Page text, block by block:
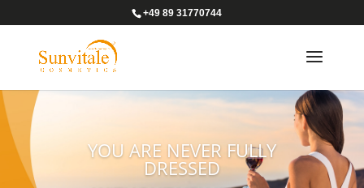
+49 89 31770744
YOU ARE NEVER FULLY
DRESSED